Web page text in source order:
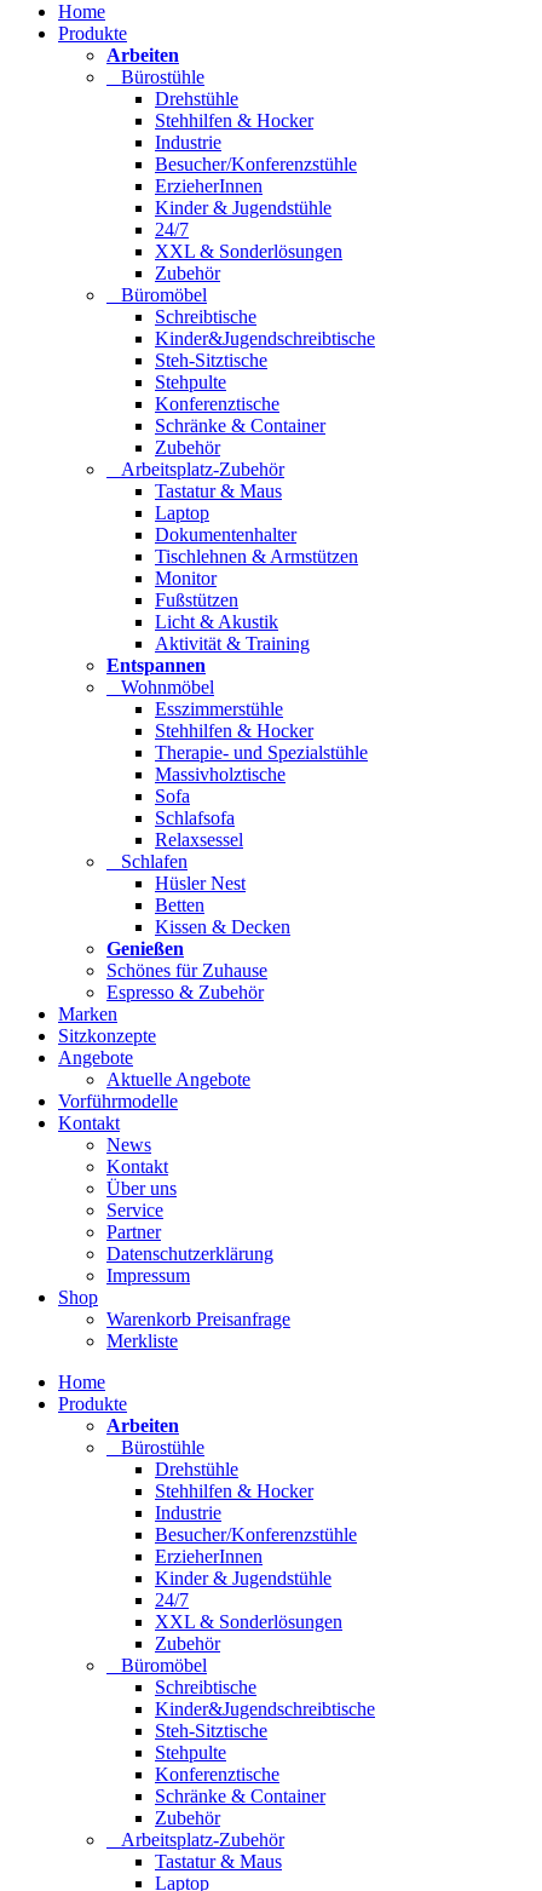
Home
Produkte
Arbeiten
Bürostühle
Drehstühle
Stehhilfen & Hocker
Industrie
Besucher/Konferenzstühle
ErzieherInnen
Kinder & Jugendstühle
24/7
XXL & Sonderlösungen
Zubehör
Büromöbel
Schreibtische
Kinder&Jugendschreibtische
Steh-Sitztische
Stehpulte
Konferenztische
Schränke & Container
Zubehör
Arbeitsplatz-Zubehör
Tastatur & Maus
Laptop
Dokumentenhalter
Tischlehnen & Armstützen
Monitor
Fußstützen
Licht & Akustik
Aktivität & Training
Entspannen
Wohnmöbel
Esszimmerstühle
Stehhilfen & Hocker
Therapie- und Spezialstühle
Massivholztische
Sofa
Schlafsofa
Relaxsessel
Schlafen
Hüsler Nest
Betten
Kissen & Decken
Genießen
Schönes für Zuhause
Espresso & Zubehör
Marken
Sitzkonzepte
Angebote
Aktuelle Angebote
Vorführmodelle
Kontakt
News
Kontakt
Über uns
Service
Partner
Datenschutzerklärung
Impressum
Shop
Warenkorb Preisanfrage
Merkliste
Home
Produkte
Arbeiten
Bürostühle
Drehstühle
Stehhilfen & Hocker
Industrie
Besucher/Konferenzstühle
ErzieherInnen
Kinder & Jugendstühle
24/7
XXL & Sonderlösungen
Zubehör
Büromöbel
Schreibtische
Kinder&Jugendschreibtische
Steh-Sitztische
Stehpulte
Konferenztische
Schränke & Container
Zubehör
Arbeitsplatz-Zubehör
Tastatur & Maus
Laptop